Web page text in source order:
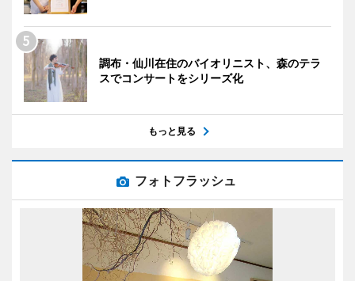
調布・仙川在住のバイオリニスト、森のテラ
スでコンサートをシリーズ化
もっと見る
フォトフラッシュ